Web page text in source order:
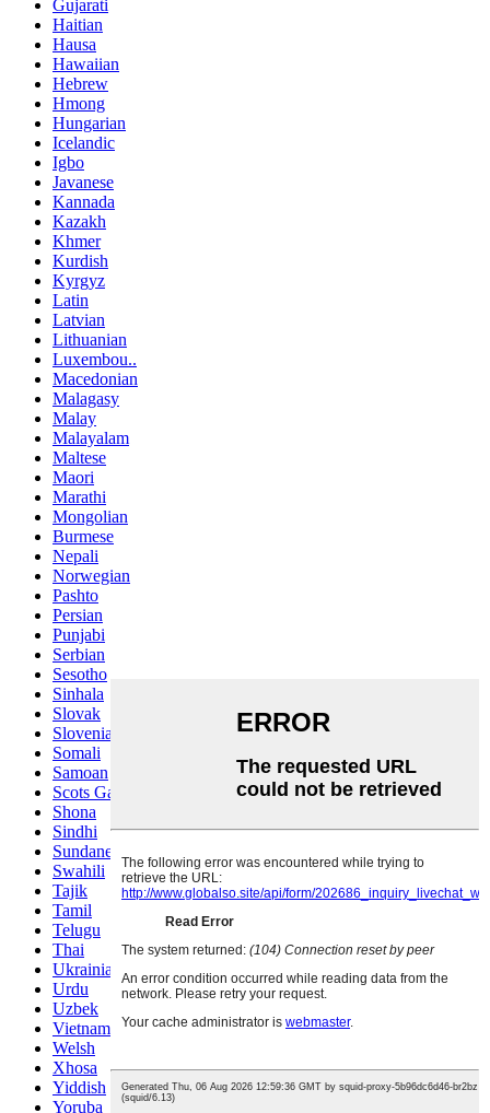
Gujarati
Haitian
Hausa
Hawaiian
Hebrew
Hmong
Hungarian
Icelandic
Igbo
Javanese
Kannada
Kazakh
Khmer
Kurdish
Kyrgyz
Latin
Latvian
Lithuanian
Luxembou..
Macedonian
Malagasy
Malay
Malayalam
Maltese
Maori
Marathi
Mongolian
Burmese
Nepali
Norwegian
Pashto
Persian
Punjabi
Serbian
Sesotho
Sinhala
Slovak
Slovenian
Somali
Samoan
Scots Gaelic
Shona
Sindhi
Sundanese
Swahili
Tajik
Tamil
Telugu
Thai
Ukrainian
Urdu
Uzbek
Vietnamese
Welsh
Xhosa
Yiddish
Yoruba